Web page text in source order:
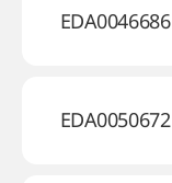
EDA0046686
EDA0050672